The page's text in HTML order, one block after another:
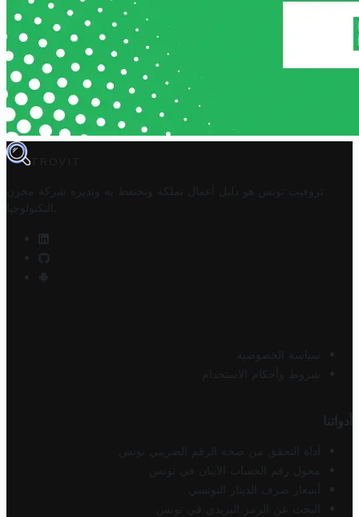
TROVIT
تروفيت تونس هو دليل أعمال تملكه وتحتفظ به وتديره
شركة مخزن
التكنولوجيا
سياسة الخصوصية
شروط وأحكام الاستخدام
أدواتنا
أداة التحقق من صحة الرقم الضريبي تونس
محول رقم الحساب الآيبان في تونس
أسعار صرف الدينار التونسي
البحث عن الرمز البريدي في تونس